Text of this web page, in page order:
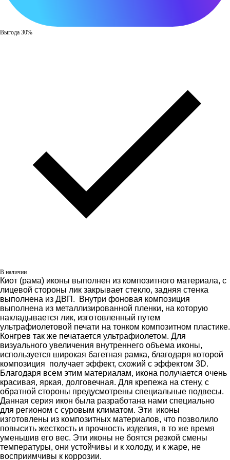
Выгода 30%
В наличии
Киот (рама) иконы выполнен из композитного материала, с
лицевой стороны лик закрывает стекло, задняя стенка
выполнена из ДВП. Внутри фоновая композиция
выполнена из металлизированной пленки, на которую
накладывается лик, изготовленный путем
ультрафиолетовой печати на тонком композитном пластике.
Конгрев так же печатается ультрафиолетом. Для
визуального увеличения внутреннего объема иконы,
используется широкая багетная рамка, благодаря которой
композиция получает эффект, схожий с эффектом 3D.
Благодаря всем этим материалам, икона получается очень
красивая, яркая, долговечная. Для крепежа на стену, с
обратной стороны предусмотрены специальные подвесы.
Данная серия икон была разработана нами специально
для регионом с суровым климатом. Эти иконы
изготовлены из композитных материалов, что позволило
повысить жесткость и прочность изделия, в то же время
уменьшив его вес. Эти иконы не боятся резкой смены
температуры, они устойчивы и к холоду, и к жаре, не
восприимчивы к коррозии.